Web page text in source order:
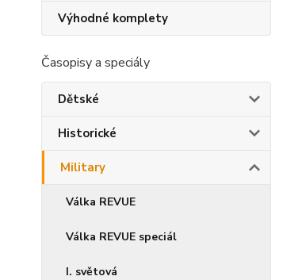
Výhodné komplety
Časopisy a speciály
Dětské
Historické
Military
Válka REVUE
Válka REVUE speciál
I. světová